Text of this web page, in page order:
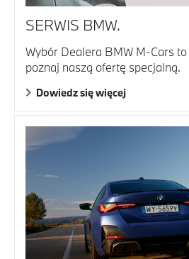
SERWIS BMW.
Wybór Dealera BMW M-Cars
poznaj naszą ofertę specjalną.
Dowiedz się więcej